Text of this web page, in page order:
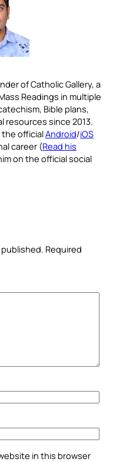
of Catholic Gallery, a
Readings in multiple
Bible plans,
resources since 2013.
the officialAndroid/iOS
career (Read his
on the official social
published. Required
in this browser